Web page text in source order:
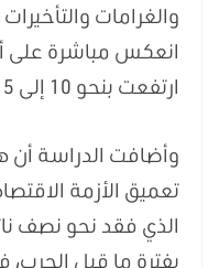
والغرامات
انعكس مباشرة على
ارتفعت بنحو 10 إلى 15 بالمئة.
وأضافت الدراسة
تعميق الأزمة
الذي فقد نحو نصف